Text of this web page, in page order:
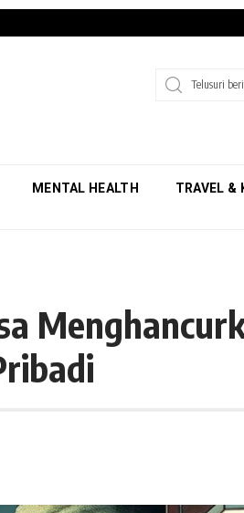
MENTAL HEALTH TRAVEL &